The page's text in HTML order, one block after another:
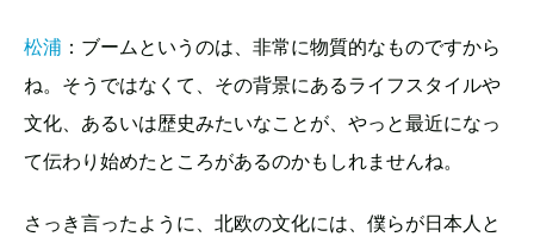
松浦 ：ブームというのは、非常に物質的なものですから
ね。そうではなくて、その背景にあるライフスタイルや
文化、あるいは歴史みたいなことが、やっと最近になっ
て伝わり始めたところがあるのかもしれませんね。
さっき言ったように、北欧の文化には、僕らが日本人と